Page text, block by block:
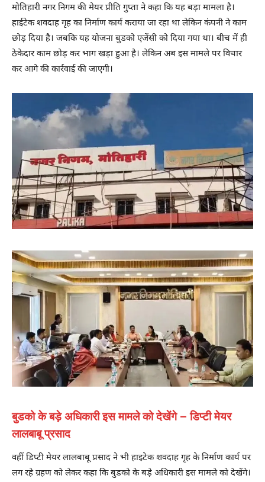
मोतिहारी नगर निगम की मेयर प्रीति गुप्ता ने कहा कि यह बड़ा मामला है।
हाईटेक शवदाह गृह का निर्माण कार्य कराया जा रहा था लेकिन कंपनी ने काम
छोड़ दिया है। जबकि यह योजना बुडको एजेंसी को दिया गया था। बीच में ही
ठेकेदार काम छोड़ कर भाग खड़ा हुआ है। लेकिन अब इस मामले पर विचार
कर आगे की कार्रवाई की जाएगी।
बुडको के बड़े अधिकारी इस मामले को देखेंगे – डिप्टी मेयर
लालबाबू प्रसाद
वहीं डिप्टी मेयर लालबाबू प्रसाद ने भी हाइटेक शवदाह गृह के निर्माण कार्य पर
लग रहे ग्रहण को लेकर कहा कि बुडको के बड़े अधिकारी इस मामले को देखेंगे।